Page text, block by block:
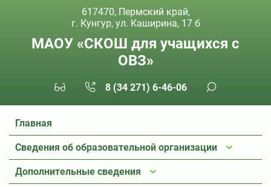
617470, Пермский край,
г. Кунгур, ул. Каширина, 17 б
МАОУ «СКОШ для учащихся с
ОВЗ»
8 (34 271) 6-46-06
Главная
Сведения об образовательной организации
Дополнительные сведения